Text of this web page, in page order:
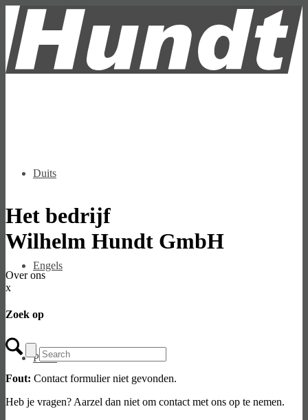
Duits
Engels
Pools
Het bedrijf
Wilhelm Hundt GmbH
Over ons
x
Zoek op
Fout: Contact formulier niet gevonden.
Heb je vragen? Aarzel dan niet om contact met ons op te nemen.